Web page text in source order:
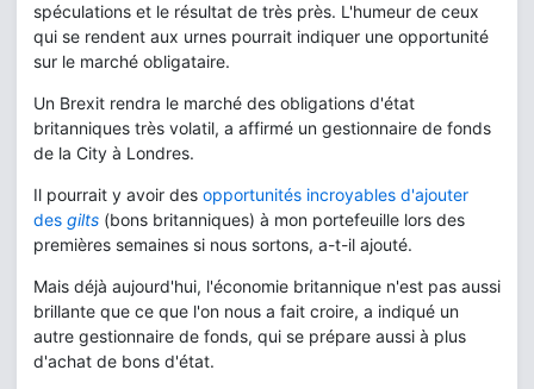
spéculations et le résultat de très près. L'humeur de ceux
qui se rendent aux urnes pourrait indiquer une opportunité
sur le marché obligataire.
Un Brexit rendra le marché des obligations d'état
britanniques très volatil, a affirmé un gestionnaire de fonds
de la City à Londres.
Il pourrait y avoir des opportunités incroyables d'ajouter
des gilts (bons britanniques) à mon portefeuille lors des
premières semaines si nous sortons, a-t-il ajouté.
Mais déjà aujourd'hui, l'économie britannique n'est pas aussi
brillante que ce que l'on nous a fait croire, a indiqué un
autre gestionnaire de fonds, qui se prépare aussi à plus
d'achat de bons d'état.